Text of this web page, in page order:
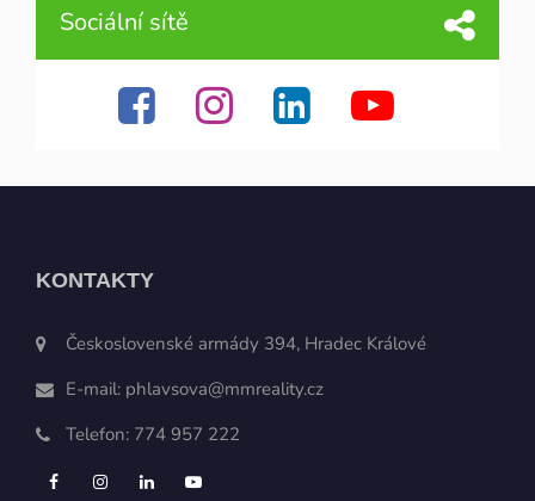
Sociální sítě
KONTAKTY
Československé armády 394, Hradec Králové
E-mail: phlavsova@mmreality.cz
Telefon: 774 957 222